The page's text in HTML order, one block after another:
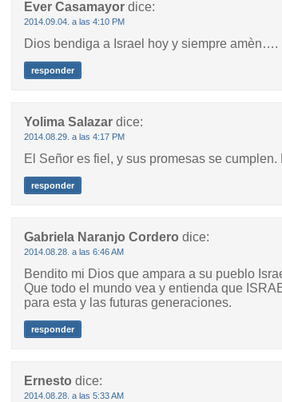
Ever Casamayor dice:
2014.09.04. a las 4:10 PM
Dios bendiga a Israel hoy y siempre amèn….
responder
Yolima Salazar dice:
2014.08.29. a las 4:17 PM
El Señor es fiel, y sus promesas se cumplen.
responder
Gabriela Naranjo Cordero dice:
2014.08.28. a las 6:46 AM
Bendito mi Dios que ampara a su pueblo
Que todo el mundo vea y entienda que
para esta y las futuras generaciones.
responder
Ernesto dice:
2014.08.28. a las 5:33 AM